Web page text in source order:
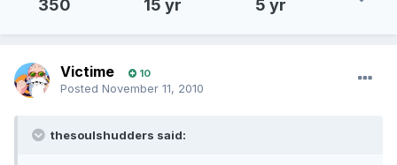
350 15 yr 5 yr
Victime 10
Posted November 11, 2010
thesoulshudders said: